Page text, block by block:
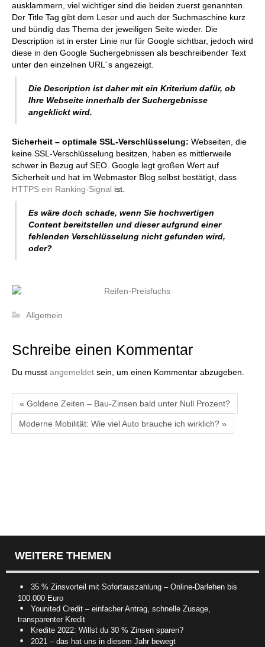
ausklammern, viel wichtiger sind die beiden zuerst genannten.
Der Title Tag gibt dem Leser und auch der Suchmaschine kurz
und bündig das Thema der jeweiligen Seite wieder. Die
Description ist in erster Linie nur für Google sichtbar, jedoch wird
diese in den Google Suchergebnissen als beschreibender Text
unter den einzelnen URL´s angezeigt.
Die Description ist daher mit ein Kriterium dafür, ob
Ihre Webseite innerhalb der Suchergebnisse
angeklickt wird.
Sicherheit – optimale SSL-Verschlüsselung: Webseiten, die
keine SSL-Verschlüsselung besitzen, haben es mittlerweile
schwer in Bezug auf SEO. Google legt großen Wert auf
Sicherheit und hat im Webmaster Blog selbst bestätigt, dass
HTTPS ein Ranking-Signal ist.
Es wäre doch schade, wenn Sie hochwertigen
Content bereitstellen und dieser aufgrund einer
fehlenden Verschlüsselung nicht gefunden wird,
oder?
Allgemein
Schreibe einen Kommentar
Du musst angemeldet sein, um einen Kommentar abzugeben.
« Goldene Zeiten – Bau-Zinsen bald unter Null Prozent?
Moderne Mobilität: Wie viel Auto brauche ich wirklich? »
WEITERE THEMEN
35 % Zinsvorteil mit Sofortauszahlung – Online-Darlehen bis
100.000 Euro
Younited Credit – einfacher Antrag, schnelle Zusage,
transparenter Kredit
Kredite 2022: Willst du 30 % Zinsen sparen?
2021 – das hat uns in diesem Jahr bewegt